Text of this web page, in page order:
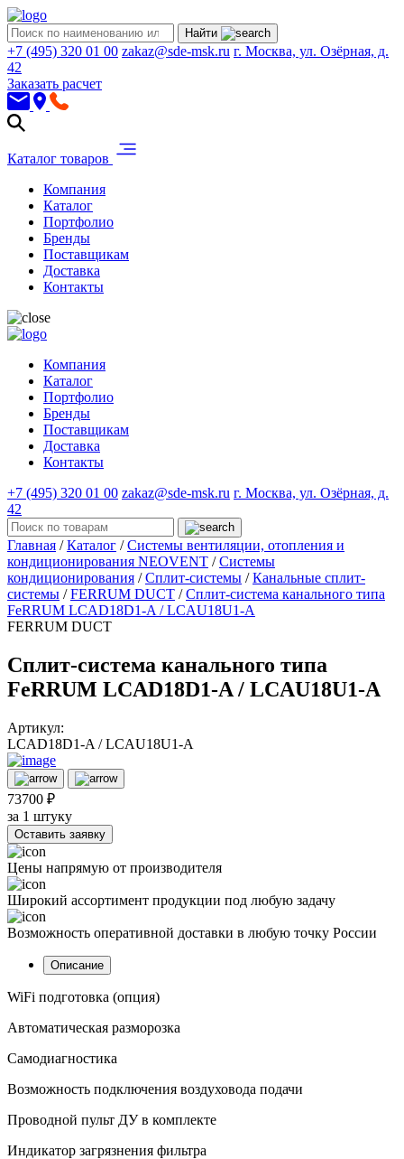
Найти
+7 (495) 320 01 00 zakaz@sde-msk.ru г. Москва, ул. Озёрная, д.
42
Заказать расчет
Каталог товаров
Компания
Каталог
Портфолио
Бренды
Поставщикам
Доставка
Контакты
Компания
Каталог
Портфолио
Бренды
Поставщикам
Доставка
Контакты
+7 (495) 320 01 00 zakaz@sde-msk.ru г. Москва, ул. Озёрная, д.
42
Главная / Каталог / Системы вентиляции, отопления и
кондиционирования NEOVENT / Системы
кондиционирования / Сплит-системы / Канальные сплит-
системы / FERRUM DUCT / Сплит-система канального типа
FeRRUM LCAD18D1-A / LCAU18U1-A
FERRUM DUCT
Сплит-система канального типа
FeRRUM LCAD18D1-A / LCAU18U1-A
Артикул:
LCAD18D1-A / LCAU18U1-A
73700 ₽
за 1 штуку
Оставить заявку
Цены напрямую от производителя
Широкий ассортимент продукции под любую задачу
Возможность оперативной доставки в любую точку России
Описание
WiFi подготовка (опция)
Автоматическая разморозка
Самодиагностика
Возможность подключения воздуховода подачи
Проводной пульт ДУ в комплекте
Индикатор загрязнения фильтра